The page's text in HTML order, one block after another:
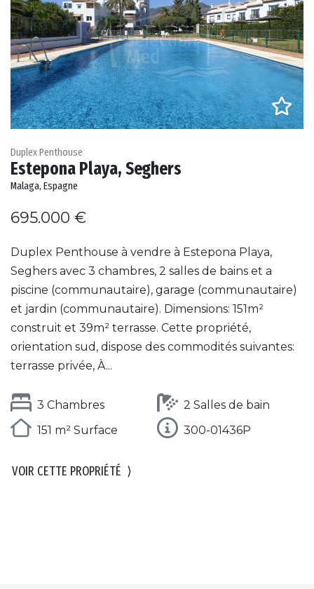
Duplex Penthouse
Estepona Playa, Seghers
Malaga, Espagne
695.000 €
Duplex Penthouse à vendre à Estepona Playa,
Seghers avec 3 chambres, 2 salles de bains et a
piscine (communautaire), garage (communautaire)
et jardin (communautaire). Dimensions: 151m²
construit et 39m² terrasse. Cette propriété,
orientation sud, dispose des commodités suivantes:
terrasse privée, À...
3 Chambres
2 Salles de bain
151 m² Surface
300-01436P
VOIR CETTE PROPRIÉTÉ ⟩